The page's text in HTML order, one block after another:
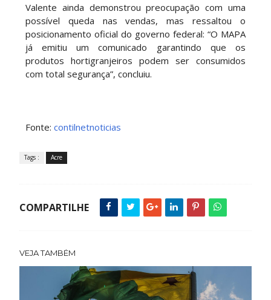
Valente ainda demonstrou preocupação com uma
possível queda nas vendas, mas ressaltou o
posicionamento oficial do governo federal: “O MAPA
já emitiu um comunicado garantindo que os
produtos hortigranjeiros podem ser consumidos
com total segurança”, concluiu.
Fonte: contilnetnoticias
Tags : Acre
COMPARTILHE
VEJA TAMBÉM